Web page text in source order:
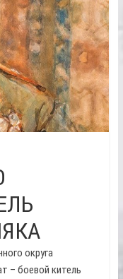
округа
– боевой китель